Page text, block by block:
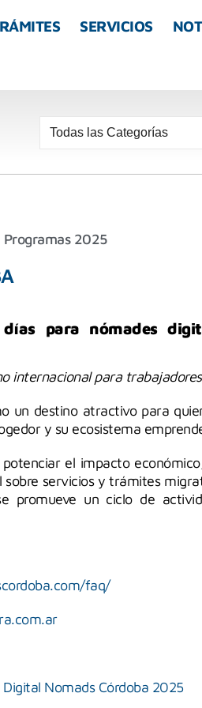
SERVICIOS
Programas 2025
para nómades
internacional para
un destino atractivo para
y su ecosistema
el impacto
servicios y trámites
promueve un ciclo de
faq/
Nomads Córdoba 2025